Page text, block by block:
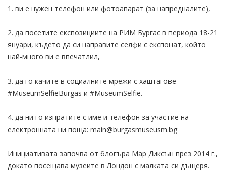
1. ви е нужен телефон или фотоапарат (за напредналите),
2. да посетите експозициите на РИМ Бургас в периода 18-21
януари, където да си направите селфи с експонат, който
най-много ви е впечатлил,
3. да го качите в социалните мрежи с хаштагове
#MuseumSelfieBurgas и #MuseumSelfie.
4. да ни го изпратите с име и телефон за участие на
електронната ни поща: main@burgasmuseusm.bg
Инициативата започва от блогъра Мар Диксън през 2014 г.,
докато посещава музеите в Лондон с малката си дъщеря.